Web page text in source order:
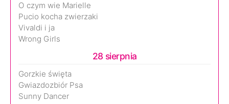
O czym wie Marielle
Pucio kocha zwierzaki
Vivaldi i ja
Wrong Girls
28 sierpnia
Gorzkie święta
Gwiazdozbiór Psa
Sunny Dancer